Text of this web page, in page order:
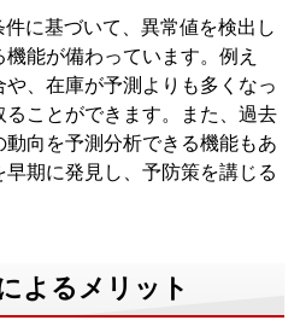
に基づいて、異常値を検出し
能が備わっています。例え
、在庫が予測よりも多くなっ
ことができます。また、過去
向を予測分析できる機能もあ
期に発見し、予防策を講じる
よるメリット